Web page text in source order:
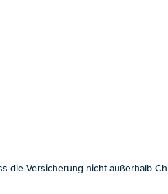
die Versicherung nicht außerhalb